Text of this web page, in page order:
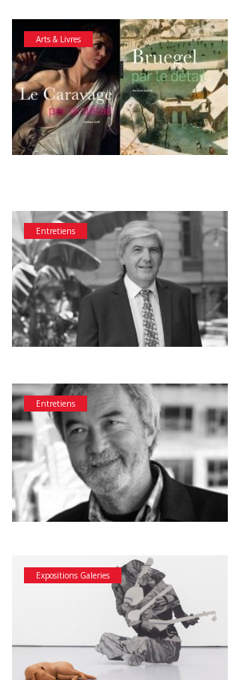
Arts & Livres
Entretiens
Entretiens
Expositions Galeries